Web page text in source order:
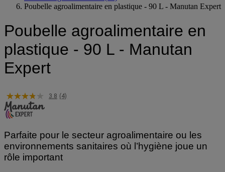
Poubelle agroalimentaire en plastique - 90 L - Manutan Expert
Poubelle agroalimentaire en
plastique - 90 L - Manutan
Expert
3.8 (4)
Parfaite pour le secteur agroalimentaire ou les
environnements sanitaires où l’hygiène joue un
rôle important